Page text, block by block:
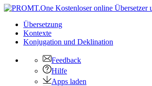
Übersetzung
Kontexte
Konjugation und Deklination
Feedback
Hilfe
Apps laden